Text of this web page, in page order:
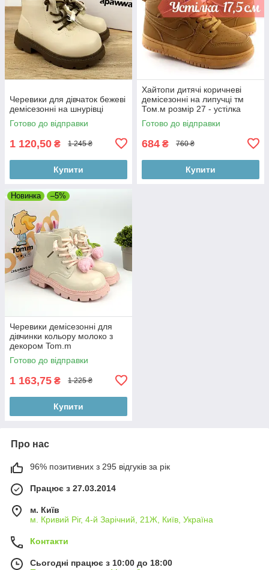
Черевики для дівчаток бежеві
демісезонні на шнурівці
Готово до відправки
1 120,50 ₴ 1 245 ₴
Купити
Хайтопи дитячі коричневі
демісезонні на липучці тм
Том.м розмір 27 - устілка
17,5 см
Готово до відправки
684 ₴ 760 ₴
Купити
Новинка –5%
Черевики демісезонні для
дівчинки кольору молоко з
декором Tom.m
Готово до відправки
1 163,75 ₴ 1 225 ₴
Купити
Про нас
96% позитивних з 295 відгуків за рік
Працює з 27.03.2014
м. Київ
м. Кривий Ріг, 4-й Зарічний, 21Ж, Київ, Україна
Контакти
Сьогодні працює з 10:00 до 18:00